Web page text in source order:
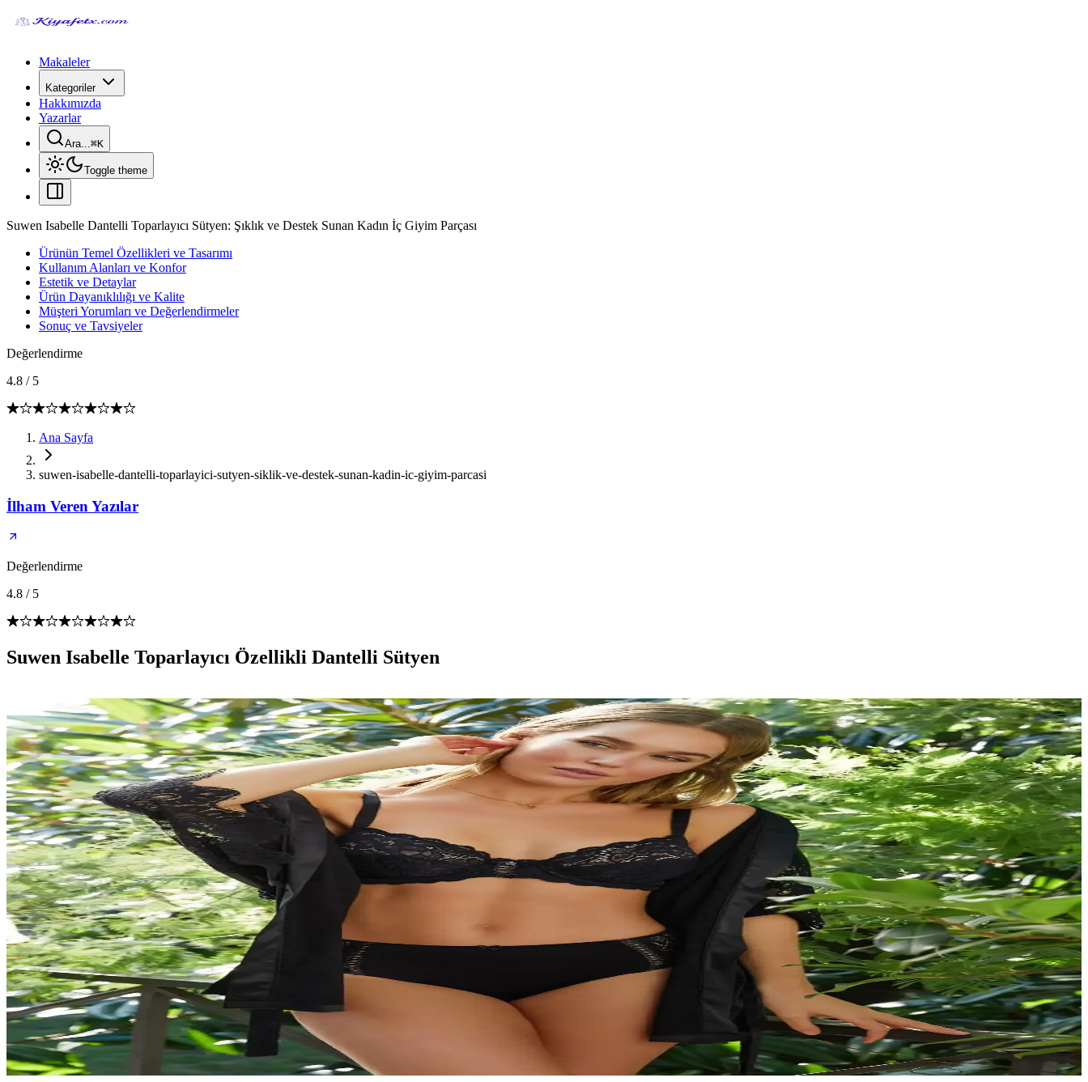
Makaleler
Kategoriler
Hakkımızda
Yazarlar
Ara...⌘K
Toggle theme
Suwen Isabelle Dantelli Toparlayıcı Sütyen: Şıklık ve Destek Sunan Kadın İç Giyim Parçası
Ürünün Temel Özellikleri ve Tasarımı
Kullanım Alanları ve Konfor
Estetik ve Detaylar
Ürün Dayanıklılığı ve Kalite
Müşteri Yorumları ve Değerlendirmeler
Sonuç ve Tavsiyeler
Değerlendirme
4.8 / 5
Ana Sayfa
suwen-isabelle-dantelli-toparlayici-sutyen-siklik-ve-destek-sunan-kadin-ic-giyim-parcasi
İlham Veren Yazılar
Değerlendirme
4.8 / 5
Suwen Isabelle Toparlayıcı Özellikli Dantelli Sütyen